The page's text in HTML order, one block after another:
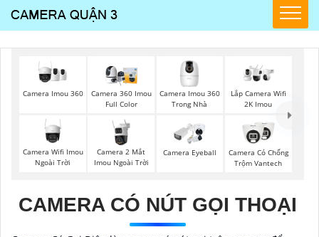
Camera Imou 360
Camera 360 Imou
Full Color
Camera Imou 360
Trong Nhà
Lắp Camera Wifi
2K Imou
Camera Wifi Imou
Ngoài Trời
Camera 2 Mắt
Imou Ngoài Trời
Camera Eyeball
Camera Có Chống
Trộm Vantech
CAMERA CÓ NÚT GỌI THOẠI